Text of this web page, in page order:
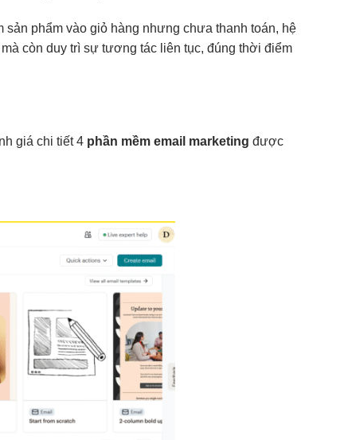
phẩm vào giỏ hàng nhưng chưa thanh toán, hệ
còn duy trì sự tương tác liên tục, đúng thời điểm
giá chi tiết 4 phần mềm email marketing được